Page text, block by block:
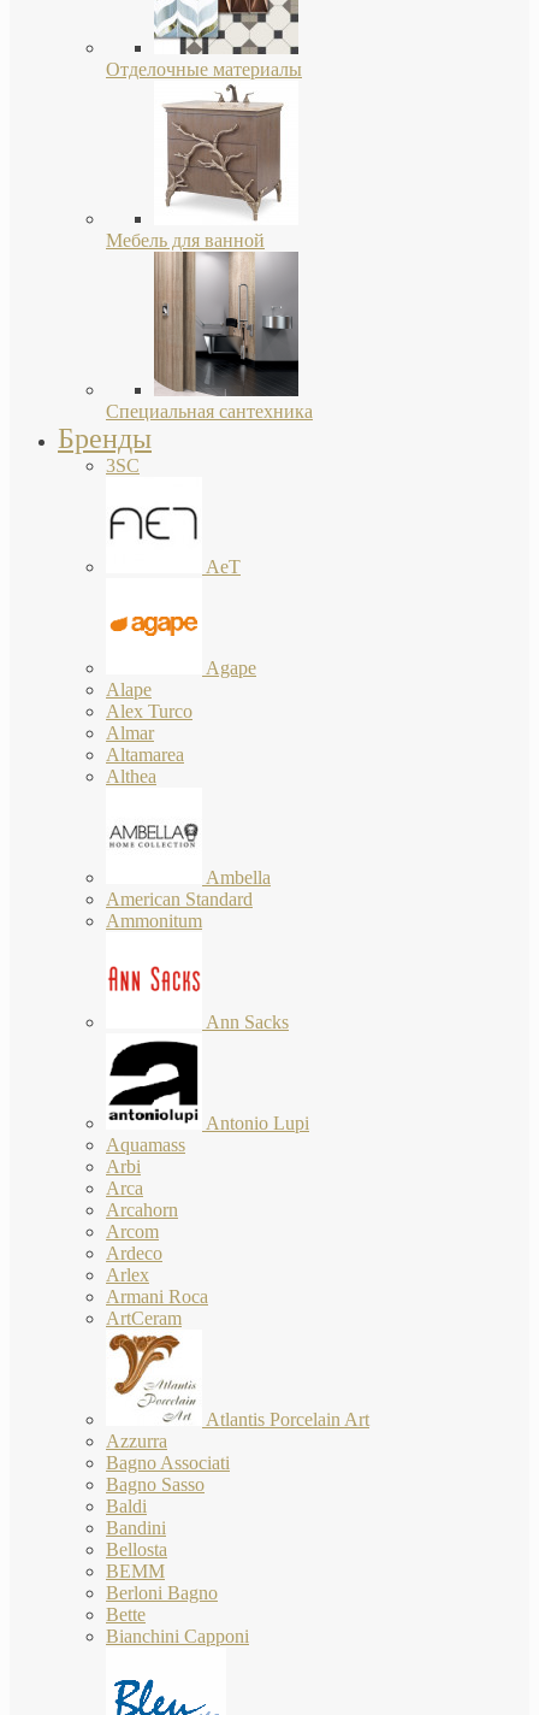
Отделочные материалы
Мебель для ванной
Специальная сантехника
Бренды
3SC
AeT
Agape
Alape
Alex Turco
Almar
Altamarea
Althea
Ambella
American Standard
Ammonitum
Ann Sacks
Antonio Lupi
Aquamass
Arbi
Arca
Arcahorn
Arcom
Ardeco
Arlex
Armani Roca
ArtCeram
Atlantis Porcelain Art
Azzurra
Bagno Associati
Bagno Sasso
Baldi
Bandini
Bellosta
BEMM
Berloni Bagno
Bette
Bianchini Capponi